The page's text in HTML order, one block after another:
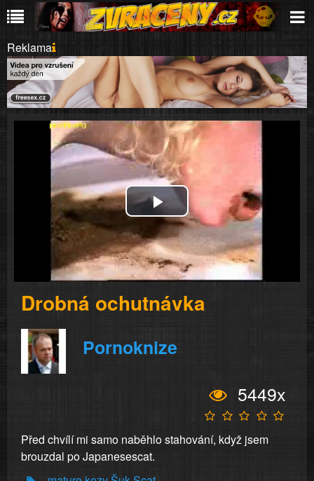
Reklama
Play
Video
Drobná ochutnávka
Pornoknize
5449x
Před chvílí mi samo naběhlo stahování, když jsem
brouzdal po Japanesescat.